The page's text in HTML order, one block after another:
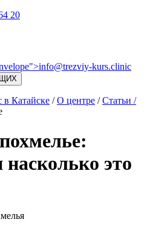
20
info@trezviy-kurs.clinic
Катайске /О центре /Статьи /
это